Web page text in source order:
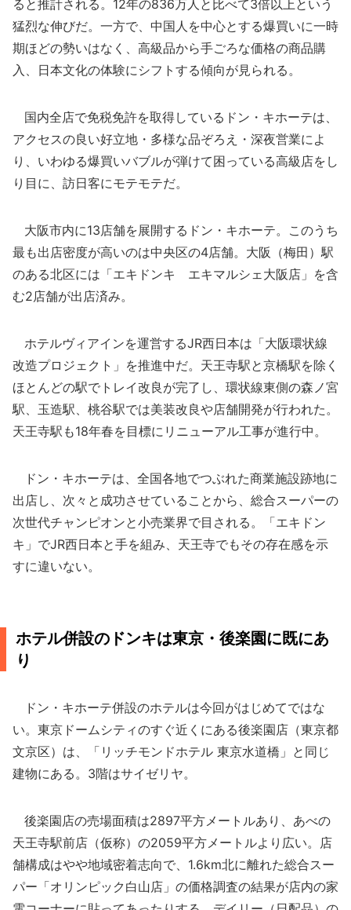
ると推計される。12年の836万人と比べて3倍以上という
猛烈な伸びだ。一方で、中国人を中心とする爆買いに一時
期ほどの勢いはなく、高級品から手ごろな価格の商品購
入、日本文化の体験にシフトする傾向が見られる。
国内全店で免税免許を取得しているドン・キホーテは、
アクセスの良い好立地・多様な品ぞろえ・深夜営業によ
り、いわゆる爆買いバブルが弾けて困っている高級店をし
り目に、訪日客にモテモテだ。
大阪市内に13店舗を展開するドン・キホーテ。このうち
最も出店密度が高いのは中央区の4店舗。大阪（梅田）駅
のある北区には「エキドンキ エキマルシェ大阪店」を含
む2店舗が出店済み。
ホテルヴィアインを運営するJR西日本は「大阪環状線
改造プロジェクト」を推進中だ。天王寺駅と京橋駅を除く
ほとんどの駅でトレイ改良が完了し、環状線東側の森ノ宮
駅、玉造駅、桃谷駅では美装改良や店舗開発が行われた。
天王寺駅も18年春を目標にリニューアル工事が進行中。
ドン・キホーテは、全国各地でつぶれた商業施設跡地に
出店し、次々と成功させていることから、総合スーパーの
次世代チャンピオンと小売業界で目される。「エキドン
キ」でJR西日本と手を組み、天王寺でもその存在感を示
すに違いない。
ホテル併設のドンキは東京・後楽園に既にあ
り
ドン・キホーテ併設のホテルは今回がはじめてではな
い。東京ドームシティのすぐ近くにある後楽園店（東京都
文京区）は、「リッチモンドホテル 東京水道橋」と同じ
建物にある。3階はサイゼリヤ。
後楽園店の売場面積は2897平方メートルあり、あべの
天王寺駅前店（仮称）の2059平方メートルより広い。店
舗構成はやや地域密着志向で、1.6km北に離れた総合スー
パー「オリンピック白山店」の価格調査の結果が店内の家